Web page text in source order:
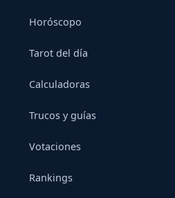
Horóscopo
Tarot del día
Calculadoras
Trucos y guías
Votaciones
Rankings